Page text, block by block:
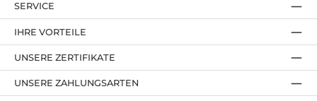
IHRE VORTEILE
UNSERE ZAHLUNGSARTEN
UNSERE ZERTIFIKATE
SERVICE